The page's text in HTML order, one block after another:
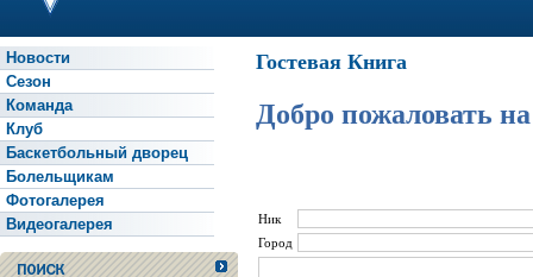
Новости
Сезон
Команда
Клуб
Баскетбольный дворец
Болельщикам
Фотогалерея
Видеогалерея
Гостевая Книга
Добро пожаловать
Ник
Город